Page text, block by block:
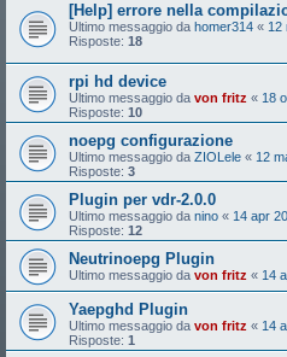
[Help] errore nella
Ultimo messaggio da homer314 « 12
Risposte: 18
rpi hd device
Ultimo messaggio da von fritz « 18
Risposte: 10
noepg configurazione
Ultimo messaggio da ZIOLele « 12
Risposte: 3
Plugin per vdr-2.0.0
Ultimo messaggio da nino « 14 apr
Risposte: 12
Neutrinoepg Plugin
Ultimo messaggio da von fritz « 14
Yaepghd Plugin
Ultimo messaggio da von fritz « 14
Risposte: 1